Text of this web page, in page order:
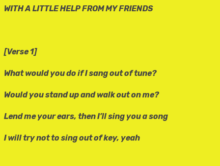
WITH A LITTLE HELP FROM MY FRIENDS
[Verse 1]
What would you do if I sang out of tune?
Would you stand up and walk out on me?
Lend me your ears, then I’ll sing you a song
I will try not to sing out of key, yeah